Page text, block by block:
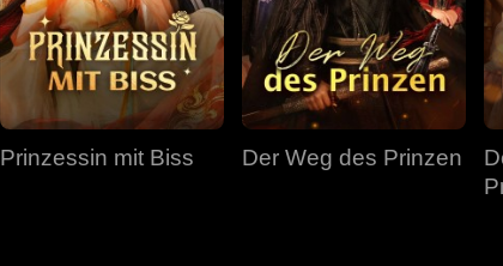
Prinzessin mit Biss Der Weg des Prinzen